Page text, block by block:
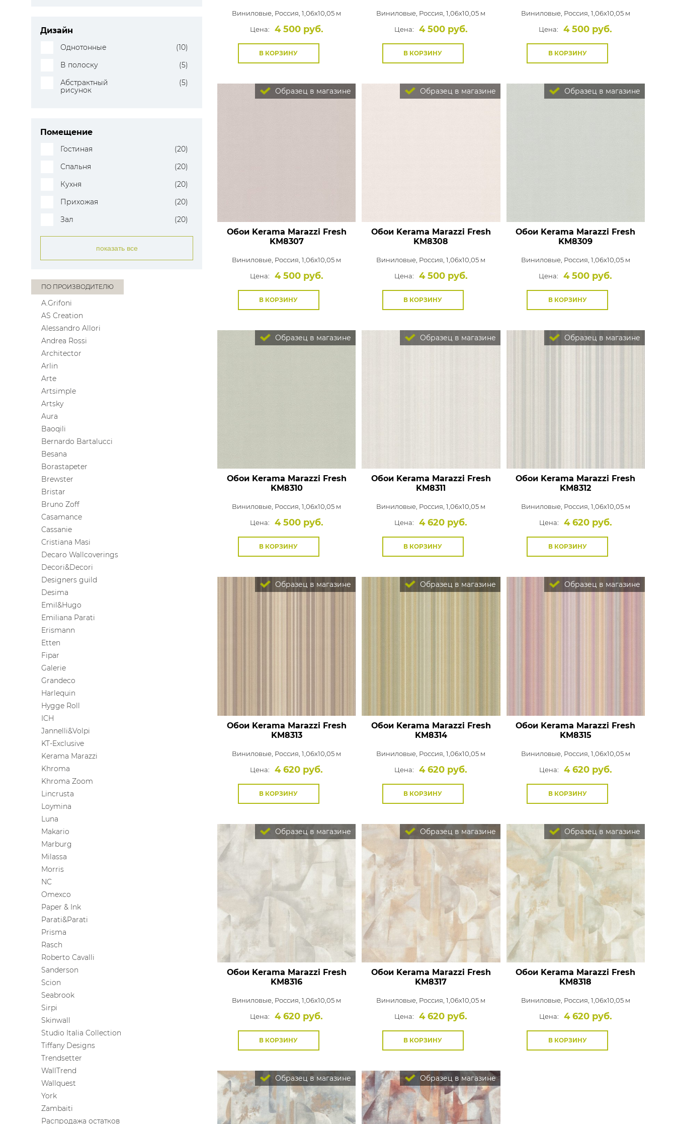
Дизайн
Однотонные
(10)
В полоску
(5)
Абстрактный
рисунок
(5)
Помещение
Гостиная
(20)
Спальня
(20)
Кухня
(20)
Прихожая
(20)
Зал
(20)
показать все
ПО ПРОИЗВОДИТЕЛЮ
A.Grifoni
AS Creation
Alessandro Allori
Andrea Rossi
Architector
Arlin
Arte
Artsimple
Artsky
Aura
Baoqili
Bernardo Bartalucci
Besana
Borastapeter
Brewster
Bristar
Bruno Zoff
Casamance
Cassanie
Cristiana Masi
Decaro Wallcoverings
Decori&Decori
Designers guild
Desima
Emil&Hugo
Emiliana Parati
Erismann
Etten
Fipar
Galerie
Grandeco
Harlequin
Hygge Roll
ICH
Jannelli&Volpi
KT-Exclusive
Kerama Marazzi
Khroma
Khroma Zoom
Lincrusta
Loymina
Luna
Makario
Marburg
Milassa
Morris
NC
Omexco
Paper & Ink
Parati&Parati
Prisma
Rasch
Roberto Cavalli
Sanderson
Scion
Seabrook
Sirpi
Skinwall
Studio Italia Collection
Tiffany Designs
Trendsetter
WallTrend
Wallquest
York
Zambaiti
Распродажа остатков
Виниловые, Россия, 1,06x10,05 м
Цена:
4 500 руб.
В КОРЗИНУ
Виниловые, Россия, 1,06x10,05 м
Цена:
4 500 руб.
В КОРЗИНУ
Виниловые, Россия, 1,06x10,05 м
Цена:
4 500 руб.
В КОРЗИНУ
Образец в магазине
Обои Kerama Marazzi Fresh
KM8307
Виниловые, Россия, 1,06x10,05 м
Цена:
4 500 руб.
В КОРЗИНУ
Образец в магазине
Обои Kerama Marazzi Fresh
KM8308
Виниловые, Россия, 1,06x10,05 м
Цена:
4 500 руб.
В КОРЗИНУ
Образец в магазине
Обои Kerama Marazzi Fresh
KM8309
Виниловые, Россия, 1,06x10,05 м
Цена:
4 500 руб.
В КОРЗИНУ
Образец в магазине
Обои Kerama Marazzi Fresh
KM8310
Виниловые, Россия, 1,06x10,05 м
Цена:
4 500 руб.
В КОРЗИНУ
Образец в магазине
Обои Kerama Marazzi Fresh
KM8311
Виниловые, Россия, 1,06x10,05 м
Цена:
4 620 руб.
В КОРЗИНУ
Образец в магазине
Обои Kerama Marazzi Fresh
KM8312
Виниловые, Россия, 1,06x10,05 м
Цена:
4 620 руб.
В КОРЗИНУ
Образец в магазине
Обои Kerama Marazzi Fresh
KM8313
Виниловые, Россия, 1,06x10,05 м
Цена:
4 620 руб.
В КОРЗИНУ
Образец в магазине
Обои Kerama Marazzi Fresh
KM8314
Виниловые, Россия, 1,06x10,05 м
Цена:
4 620 руб.
В КОРЗИНУ
Образец в магазине
Обои Kerama Marazzi Fresh
KM8315
Виниловые, Россия, 1,06x10,05 м
Цена:
4 620 руб.
В КОРЗИНУ
Образец в магазине
Обои Kerama Marazzi Fresh
KM8316
Виниловые, Россия, 1,06x10,05 м
Цена:
4 620 руб.
В КОРЗИНУ
Образец в магазине
Обои Kerama Marazzi Fresh
KM8317
Виниловые, Россия, 1,06x10,05 м
Цена:
4 620 руб.
В КОРЗИНУ
Образец в магазине
Обои Kerama Marazzi Fresh
KM8318
Виниловые, Россия, 1,06x10,05 м
Цена:
4 620 руб.
В КОРЗИНУ
Образец в магазине Образец в магазине